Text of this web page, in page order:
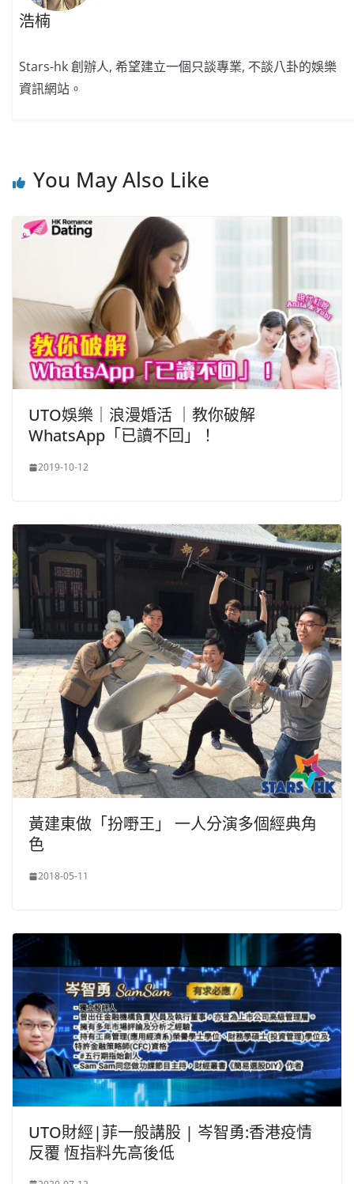
浩楠
Stars-hk 創辦人, 希望建立一個只談專業, 不談八卦的娛樂
資訊網站。
You May Also Like
UTO娛樂｜浪漫婚活 ｜教你破解
WhatsApp「已讀不回」！
2019-10-12
黃建東做「扮嘢王」 一人分演多個經典角
色
2018-05-11
UTO財經|菲一般講股 | 岑智勇:香港疫情
反覆 恆指料先高後低